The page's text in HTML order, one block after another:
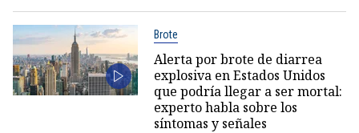
Brote
Alerta por brote de diarrea
explosiva en Estados Unidos
que podría llegar a ser mortal:
experto habla sobre los
síntomas y señales